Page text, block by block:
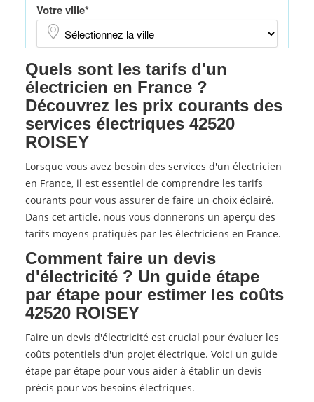
Quels sont les tarifs d'un
électricien en France ?
Découvrez les prix courants des
services électriques 42520
ROISEY
Lorsque vous avez besoin des services d'un électricien
en France, il est essentiel de comprendre les tarifs
courants pour vous assurer de faire un choix éclairé.
Dans cet article, nous vous donnerons un aperçu des
tarifs moyens pratiqués par les électriciens en France.
Comment faire un devis
d'électricité ? Un guide étape
par étape pour estimer les coûts
42520 ROISEY
Faire un devis d'électricité est crucial pour évaluer les
coûts potentiels d'un projet électrique. Voici un guide
étape par étape pour vous aider à établir un devis
précis pour vos besoins électriques.